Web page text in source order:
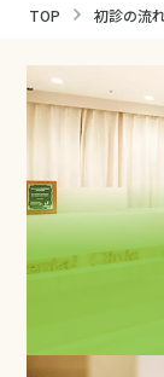
TOP 初診の流